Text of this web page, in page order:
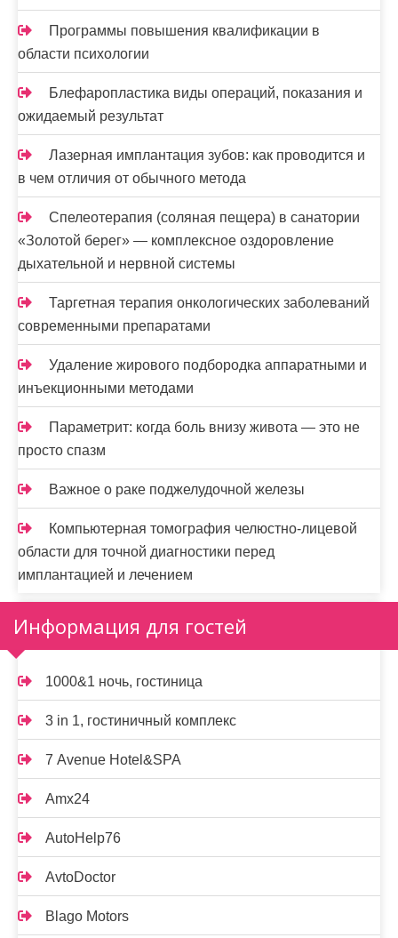
Программы повышения квалификации в
области психологии
Блефаропластика виды операций, показания и
ожидаемый результат
Лазерная имплантация зубов: как проводится и
в чем отличия от обычного метода
Спелеотерапия (соляная пещера) в санатории
«Золотой берег» — комплексное оздоровление
дыхательной и нервной системы
Таргетная терапия онкологических заболеваний
современными препаратами
Удаление жирового подбородка аппаратными и
инъекционными методами
Параметрит: когда боль внизу живота — это не
просто спазм
Важное о раке поджелудочной железы
Компьютерная томография челюстно-лицевой
области для точной диагностики перед
имплантацией и лечением
Информация для гостей
1000&1 ночь, гостиница
3 in 1, гостиничный комплекс
7 Avenue Hotel&SPA
Amx24
AutoHelp76
AvtoDoctor
Blago Motors